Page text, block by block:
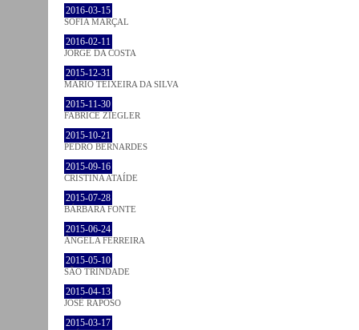
2016-03-15
SOFIA MARÇAL
2016-02-11
JORGE DA COSTA
2015-12-31
MÁRIO TEIXEIRA DA SILVA
2015-11-30
FABRICE ZIEGLER
2015-10-21
PEDRO BERNARDES
2015-09-16
CRISTINA ATAÍDE
2015-07-28
BÁRBARA FONTE
2015-06-24
ÂNGELA FERREIRA
2015-05-10
SÃO TRINDADE
2015-04-13
JOSÉ RAPOSO
2015-03-17